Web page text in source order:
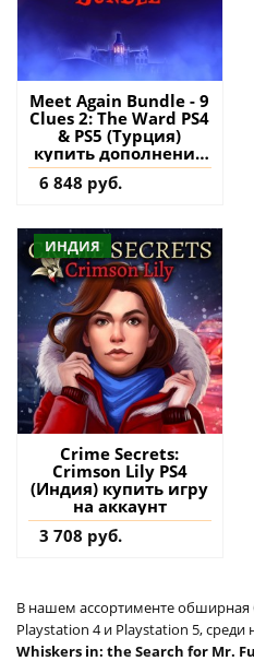
Meet Again Bundle - 9
Clues 2: The Ward PS4
& PS5 (Турция)
купить дополнение
на аккаунт
6 848 руб.
ИНДИЯ
Crime Secrets:
Crimson Lily PS4
(Индия) купить игру
на аккаунт
3 708 руб.
В нашем ассортименте обширная
Playstation 4 и Playstation 5,
Whiskers in: the Search for Mr.